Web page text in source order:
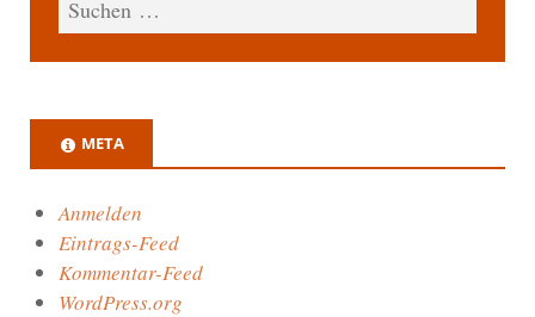
META
Anmelden
Eintrags-Feed
Kommentar-Feed
WordPress.org